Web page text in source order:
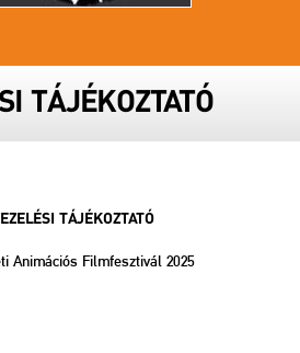
TÁJÉKOZTATÓ
TÁJÉKOZTATÓ
Animációs Filmfesztivál 2025